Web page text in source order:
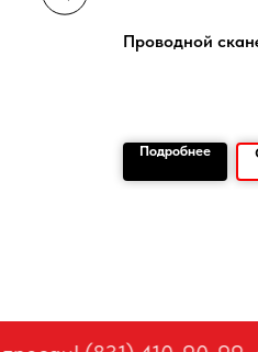
Проводной
Подробнее